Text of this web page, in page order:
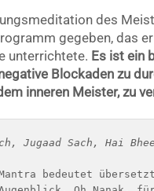
des
gegeben, das
unterrichtete. Es ist ein
Blockaden zu
inneren Meister, zu
Jugaad Sach, Hai
Mantra bedeutet